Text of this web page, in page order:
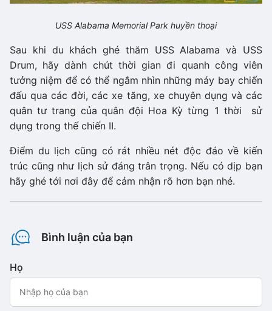
USS Alabama Memorial Park huyền thoại
Sau khi du khách ghé thăm USS Alabama và USS
Drum, hãy dành chút thời gian đi quanh công viên
tưởng niệm để có thể ngắm nhìn những máy bay chiến
đấu qua các đời, các xe tăng, xe chuyên dụng và các
quân tư trang của quân đội Hoa Kỳ từng 1 thời sử
dụng trong thế chiến II.
Điểm du lịch cũng có rát nhiều nét độc đáo về kiến
trúc cũng như lịch sử đáng trân trọng. Nếu có dịp bạn
hãy ghé tới nơi đây để cảm nhận rõ hơn bạn nhé.
Bình luận của bạn
Họ